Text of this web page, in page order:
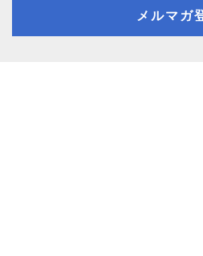
メルマガ